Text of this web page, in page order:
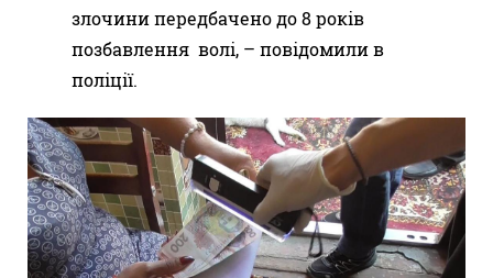
злочини передбачено до 8 років
позбавлення волі, – повідомили в
поліції.